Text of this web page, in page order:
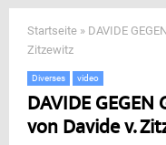
MENU
Startseite » DAVIDE
Zitzewitz
Diverses video
DAVIDE
von Davide v.